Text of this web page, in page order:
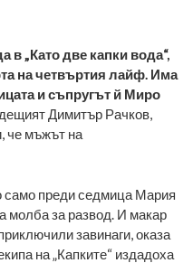
„Като две капки вода“,
на четвъртия лайф. Има
и съпругът й Миро
Димитър Рачков,
че мъжът на
само преди седмица Мария
молба за развод. И макар
завинаги, оказа
на „Капките“ издадоха